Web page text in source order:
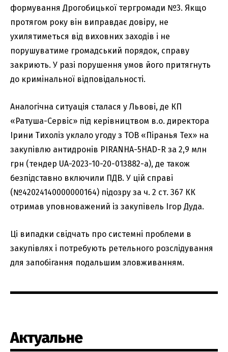
формування Дрогобицької тергромади №3. Якщо
протягом року він виправдає довіру, не
ухилятиметься від виховних заходів і не
порушуватиме громадський порядок, справу
закриють. У разі порушення умов його притягнуть
до кримінальної відповідальності.
Аналогічна ситуація сталася у Львові, де КП
«Ратуша-Сервіс» під керівництвом в.о. директора
Ірини Тихоліз уклало угоду з ТОВ «Піранья Тех» на
закупівлю антидронів PIRANHA-5HАD-R за 2,9 млн
грн (тендер UA-2023-10-20-013882-а), де також
безпідставно включили ПДВ. У цій справі
(№42024140000000164) підозру за ч. 2 ст. 367 КК
отримав уповноважений із закупівель Ігор Дуда.
Ці випадки свідчать про системні проблеми в
закупівлях і потребують ретельного розслідування
для запобігання подальшим зловживанням.
Актуальне